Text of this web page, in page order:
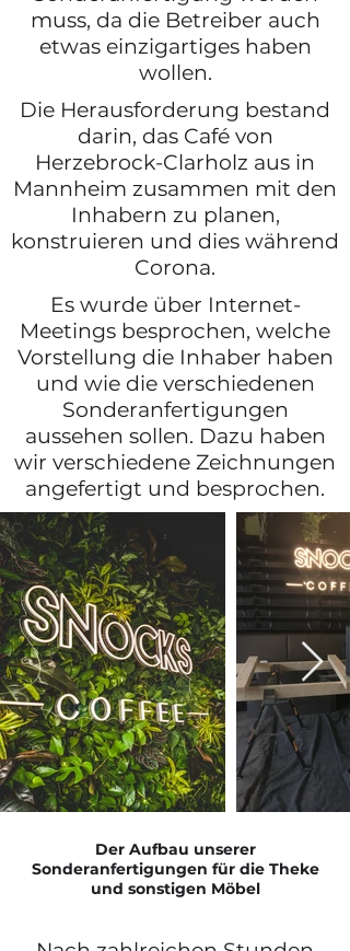
muss, da die Betreiber auch
etwas einzigartiges haben
wollen.
Die Herausforderung bestand
darin, das Café von
Herzebrock-Clarholz aus in
Mannheim zusammen mit den
Inhabern zu planen,
konstruieren und dies während
Corona.
Es wurde über Internet-
Meetings besprochen, welche
Vorstellung die Inhaber haben
und wie die verschiedenen
Sonderanfertigungen
aussehen sollen. Dazu haben
wir verschiedene Zeichnungen
angefertigt und besprochen.
Der Aufbau unserer
Sonderanfertigungen für die Theke
und sonstigen Möbel